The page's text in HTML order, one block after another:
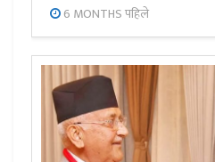
6 MONTHS पहिले